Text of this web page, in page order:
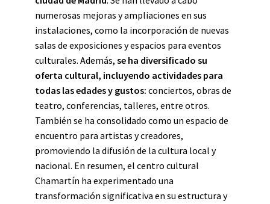
numerosas mejoras y ampliaciones en sus
instalaciones, como la incorporación de nuevas
salas de exposiciones y espacios para eventos
culturales. Además, se ha diversificado su
oferta cultural, incluyendo actividades para
todas las edades y gustos: conciertos, obras de
teatro, conferencias, talleres, entre otros.
También se ha consolidado como un espacio de
encuentro para artistas y creadores,
promoviendo la difusión de la cultura local y
nacional. En resumen, el centro cultural
Chamartín ha experimentado una
transformación significativa en su estructura y